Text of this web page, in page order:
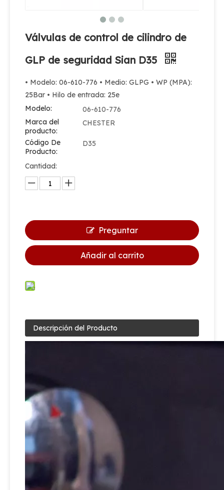
Válvulas de control de cilindro de
GLP de seguridad Sian D35
• Modelo: 06-610-776 • Medio: GLPG • WP (MPA):
25Bar • Hilo de entrada: 25e
Modelo:
06-610-776
Marca del
producto:
CHESTER
Código De
Producto:
D35
Cantidad:
Preguntar
Añadir al carrito
Descripción del Producto